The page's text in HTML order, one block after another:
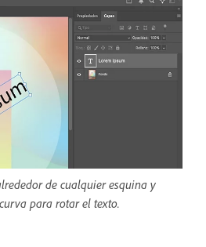
de cualquier esquina y
para rotar el texto.